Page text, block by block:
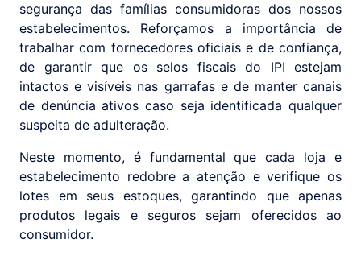
segurança das famílias consumidoras dos nossos
estabelecimentos. Reforçamos a importância de
trabalhar com fornecedores oficiais e de confiança,
de garantir que os selos fiscais do IPI estejam
intactos e visíveis nas garrafas e de manter canais
de denúncia ativos caso seja identificada qualquer
suspeita de adulteração.
Neste momento, é fundamental que cada loja e
estabelecimento redobre a atenção e verifique os
lotes em seus estoques, garantindo que apenas
produtos legais e seguros sejam oferecidos ao
consumidor.